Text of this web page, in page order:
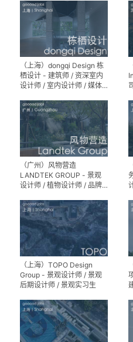
Designer / 景观建筑师
Landscape Designer
（上海）dongqi Design 栋
栖设计 - 建筑师 / 资深室内
设计师 / 室内设计师 / 媒体
生（常年招聘）
（广州）风物营造
LANDTEK GROUP - 景观
设计师 / 植物设计师 / 品牌
（上海）TOPO Design
Group - 景观设计师 / 景观
后期设计师 / 景观实习生